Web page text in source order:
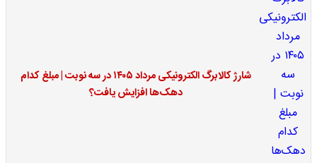
شارژ کالابرگ الکترونیکی مرداد ۱۴۰۵ در سه نوبت | مبلغ کدام
دهک‌ها افزایش یافت؟